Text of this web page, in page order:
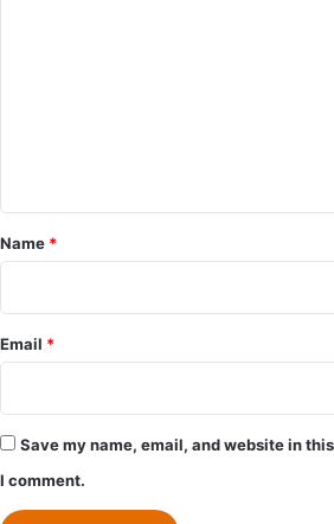
*
Name *
Email *
Save my name, email, and website in
I comment.